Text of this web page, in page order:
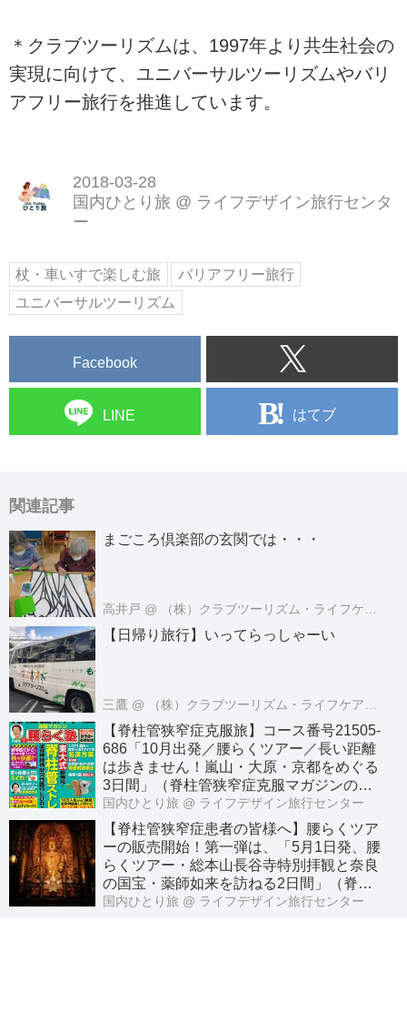
＊クラブツーリズムは、1997年より共生社会の
実現に向けて、ユニバーサルツーリズムやバリ
アフリー旅行を推進しています。
2018-03-28
国内ひとり旅 @ ライフデザイン旅行センタ
ー
杖・車いすで楽しむ旅
バリアフリー旅行
ユニバーサルツーリズム
Facebook
LINE はてブ
関連記事
まごころ倶楽部の玄関では・・・
高井戸 @ （株）クラブツーリズム・ライフケアサービス
【日帰り旅行】いってらっしゃーい
三鷹 @ （株）クラブツーリズム・ライフケアサービス
【脊柱管狭窄症克服旅】コース番号21505-
686「10月出発／腰らくツアー／長い距離
は歩きません！嵐山・大原・京都をめぐる
3日間」（脊柱管狭窄症克服マガジンのわ
かさ出版との共同企画）
国内ひとり旅 @ ライフデザイン旅行センター
【脊柱管狭窄症患者の皆様へ】腰らくツア
ーの販売開始！第一弾は、「5月1日発、腰
らくツアー・総本山長谷寺特別拝観と奈良
の国宝・薬師如来を訪ねる2日間」（脊柱
管狭窄症克服マガジンのわかさ出版との共
国内ひとり旅 @ ライフデザイン旅行センター